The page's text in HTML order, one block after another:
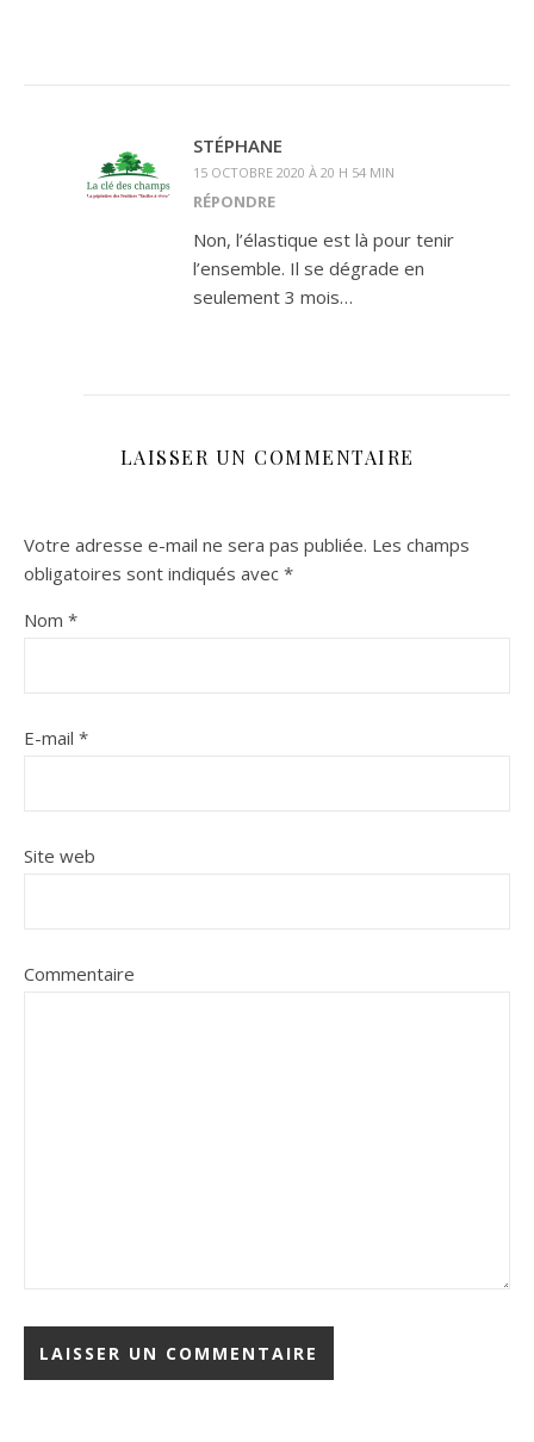
STÉPHANE
15 OCTOBRE 2020 À 20 H 54 MIN
RÉPONDRE
Non, l’élastique est là pour tenir
l’ensemble. Il se dégrade en
seulement 3 mois…
LAISSER UN COMMENTAIRE
Votre adresse e-mail ne sera pas publiée. Les champs
obligatoires sont indiqués avec *
Nom *
E-mail *
Site web
Commentaire